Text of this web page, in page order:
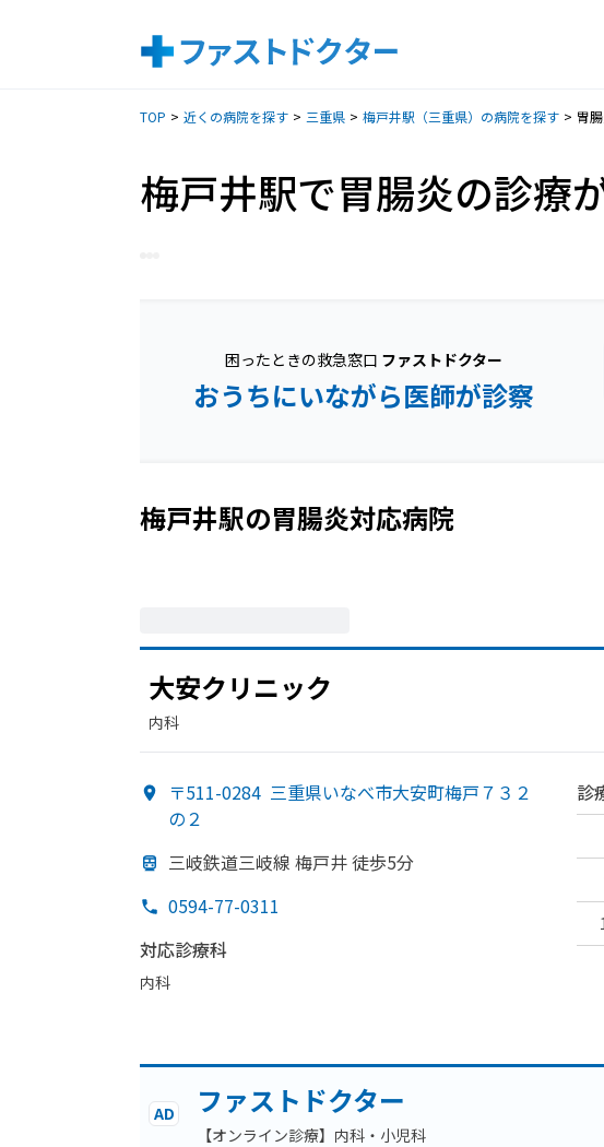
TOP 近くの病院を探す 三重県 梅戸井駅（三重県）の病院を探す 胃
梅戸井駅で胃腸炎の診療
困ったときの救急窓口 ファストドクター
おうちにいながら医師が診察
梅戸井駅の胃腸炎対応病院
大安クリニック
内科
〒511-0284 三重県いなべ市大安町梅戸７３２
の２
三岐鉄道三岐線 梅戸井 徒歩5分
0594-77-0311
対応診療科
内科
診
AD ファストドクター
【オンライン診療】内科・小児科